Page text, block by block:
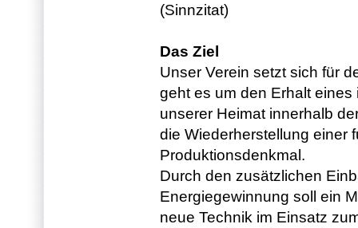
(Sinnzitat)
Das Ziel
Unser Verein setzt sich für
geht es um den Erhalt
unserer Heimat innerhalb
die Wiederherstellung einer
Produktionsdenkmal.
Durch den zusätzlichen
Energiegewinnung soll ein
neue Technik im Einsatz